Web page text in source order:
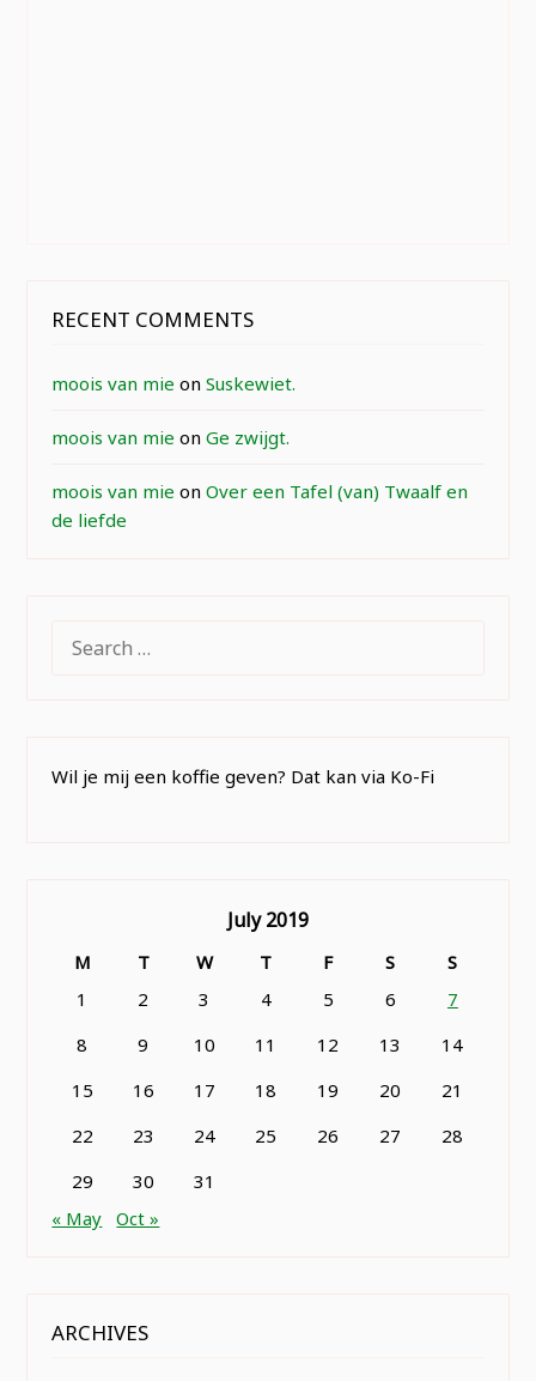
RECENT COMMENTS
moois van mie onSuskewiet.
moois van mie onGe zwijgt.
moois van mie onOver een Tafel (van) Twaalf en
de liefde
FOR:
Wil je mij een koffie geven? Dat kan via Ko-Fi
July 2019
M T W T F S
S
1
2 3 4 5 6
7
8
9 10 11 12 13
14
15
16 17 18 19 20
21
22
23 24 25 26 27
28
29
30
31
« May
Oct »
ARCHIVES